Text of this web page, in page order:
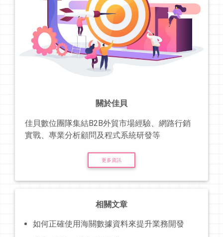
關於佳貝
佳貝數位團隊集結B2B外貿市場經驗、網路行銷
實戰、專業分析顧問及程式系統研發等
更多資訊
相關文章
如何正確使用海關數據資料來提升業務開發